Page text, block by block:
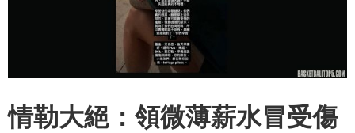
情勒大絕：領微薄薪水冒受傷